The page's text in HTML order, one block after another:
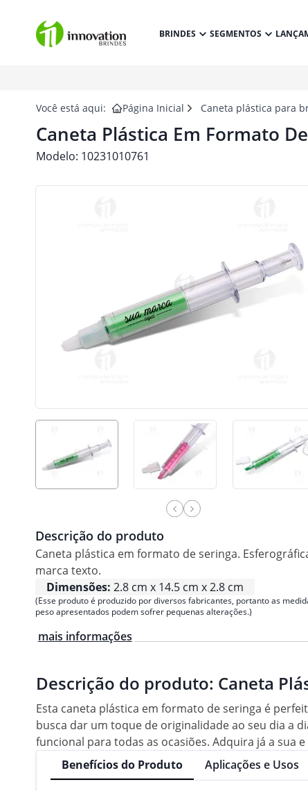
BRINDES SEGMENTOS
Você está aqui: Página Inicial Caneta plástica para
Caneta Plástica Em Formato
Modelo: 10231010761
Descrição do produto
Caneta plástica em formato de seringa.
marca texto.
Dimensões: 2.8 cm x 14.5 cm x 2.8 cm
(Esse produto é produzido por diversos fabricantes, portanto as
peso apresentados podem sofrer pequenas alterações.)
mais informações
Descrição do produto: Caneta
Esta caneta plástica em formato de seringa é
busca dar um toque de originalidade ao seu dia a
funcional para todas as ocasiões. Adquira já a sua
Benefícios do Produto
Aplicações e Usos